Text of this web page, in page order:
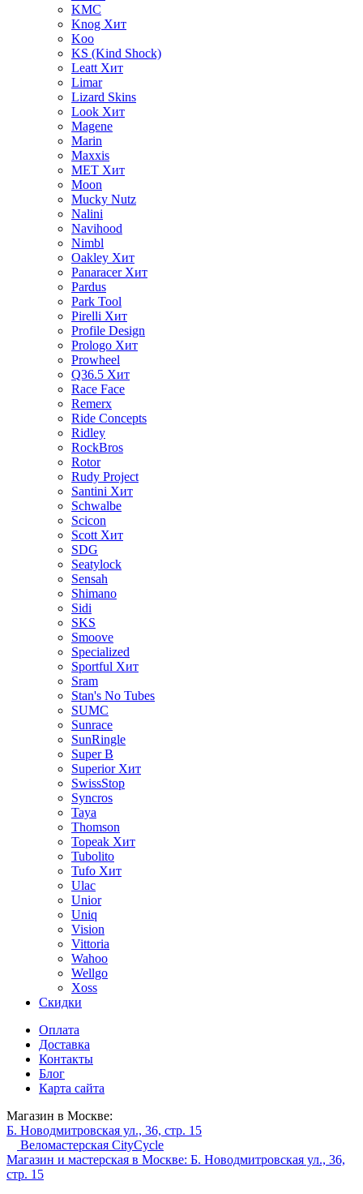
KMC
Knog Хит
Koo
KS (Kind Shock)
Leatt Хит
Limar
Lizard Skins
Look Хит
Magene
Marin
Maxxis
MET Хит
Moon
Mucky Nutz
Nalini
Navihood
Nimbl
Oakley Хит
Panaracer Хит
Pardus
Park Tool
Pirelli Хит
Profile Design
Prologo Хит
Prowheel
Q36.5 Хит
Race Face
Remerx
Ride Concepts
Ridley
RockBros
Rotor
Rudy Project
Santini Хит
Schwalbe
Scicon
Scott Хит
SDG
Seatylock
Sensah
Shimano
Sidi
SKS
Smoove
Specialized
Sportful Хит
Sram
Stan's No Tubes
SUMC
Sunrace
SunRingle
Super B
Superior Хит
SwissStop
Syncros
Taya
Thomson
Topeak Хит
Tubolito
Tufo Хит
Ulac
Unior
Uniq
Vision
Vittoria
Wahoo
Wellgo
Xoss
Скидки
Оплата
Доставка
Контакты
Блог
Карта сайта
Магазин в Москве:
Б. Новодмитровская ул., 36, стр. 15
Веломастерская CityCycle
Магазин и мастерская в Москве: Б. Новодмитровская ул., 36,
стр. 15